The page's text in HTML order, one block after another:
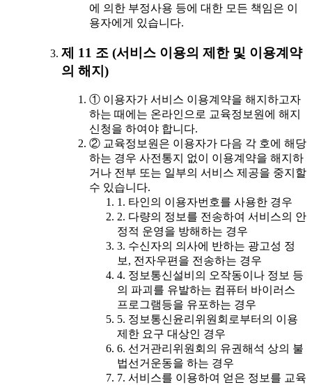
에 의한 부정사용 등에 대한 모든 책임은 이
용자에게 있습니다.
제 11 조 (서비스 이용의 제한 및 이용계약
의 해지)
① 이용자가 서비스 이용계약을 해지하고자
하는 때에는 온라인으로 교육정보원에 해지
신청을 하여야 합니다.
② 교육정보원은 이용자가 다음 각 호에 해당
하는 경우 사전통지 없이 이용계약을 해지하
거나 전부 또는 일부의 서비스 제공을 중지할
수 있습니다.
1. 타인의 이용자번호를 사용한 경우
2. 다량의 정보를 전송하여 서비스의 안
정적 운영을 방해하는 경우
3. 수신자의 의사에 반하는 광고성 정
보, 전자우편을 전송하는 경우
4. 정보통신설비의 오작동이나 정보 등
의 파괴를 유발하는 컴퓨터 바이러스
프로그램등을 유포하는 경우
5. 정보통신윤리위원회로부터의 이용
제한 요구 대상인 경우
6. 선거관리위원회의 유권해석 상의 불
법선거운동을 하는 경우
7. 서비스를 이용하여 얻은 정보를 교육